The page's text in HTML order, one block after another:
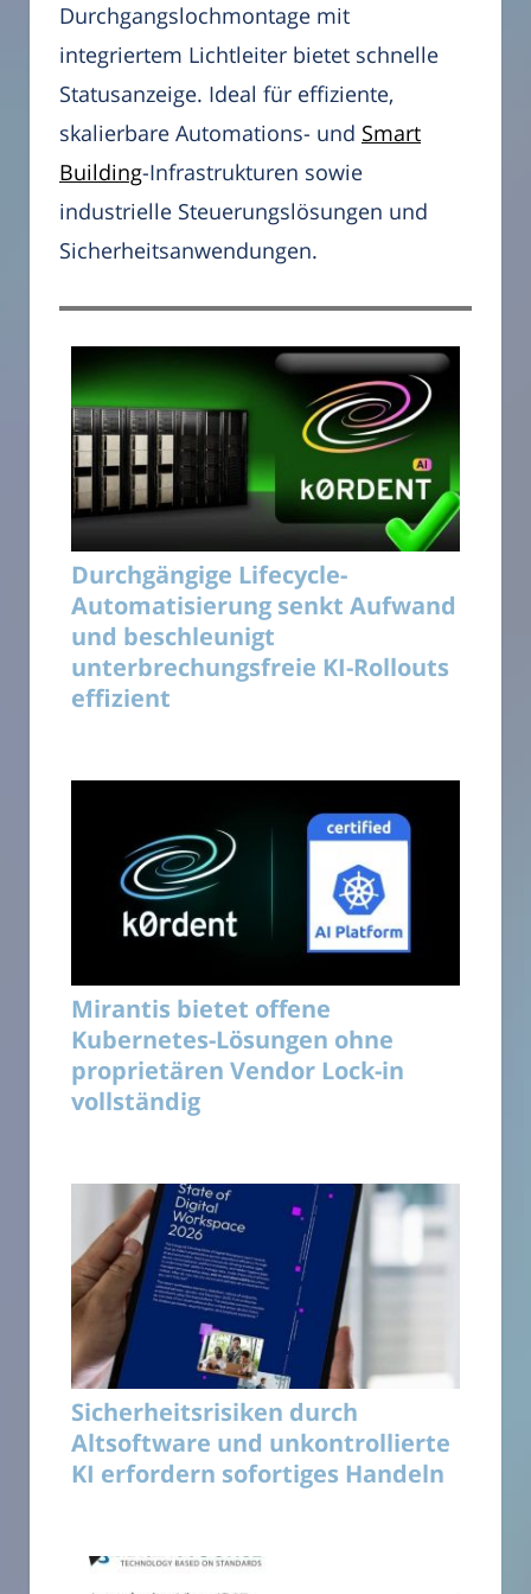
Durchgangslochmontage mit
integriertem Lichtleiter bietet schnelle
Statusanzeige. Ideal für effiziente,
skalierbare Automations- und Smart
Building-Infrastrukturen sowie
industrielle Steuerungslösungen und
Sicherheitsanwendungen.
Durchgängige Lifecycle-
Automatisierung senkt Aufwand
und beschleunigt
unterbrechungsfreie KI-Rollouts
effizient
Mirantis bietet offene
Kubernetes-Lösungen ohne
proprietären Vendor Lock-in
vollständig
Sicherheitsrisiken durch
Altsoftware und unkontrollierte
KI erfordern sofortiges Handeln